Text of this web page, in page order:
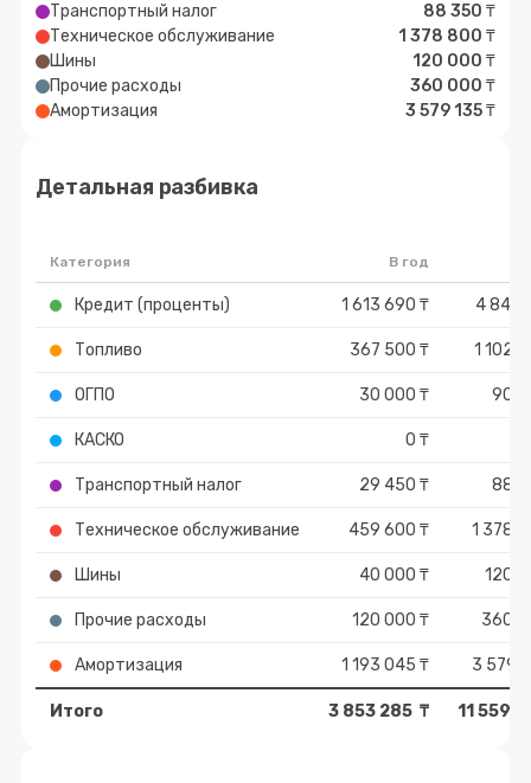
Транспортный налог
88 350 ₸
Техническое обслуживание
1 378 800 ₸
Шины
120 000 ₸
Прочие расходы
360 000 ₸
Амортизация
3 579 135 ₸
Детальная разбивка
Категория В год
Кредит (проценты) 1 613 690 ₸ 4 841
Топливо 367 500 ₸ 1 102
ОГПО 30 000 ₸ 90
КАСКО 0 ₸
Транспортный налог 29 450 ₸ 88
Техническое обслуживание 459 600 ₸ 1 378
Шины 40 000 ₸ 120
Прочие расходы 120 000 ₸ 360
Амортизация 1 193 045 ₸ 3 579
Итого 3 853 285 ₸ 11 559